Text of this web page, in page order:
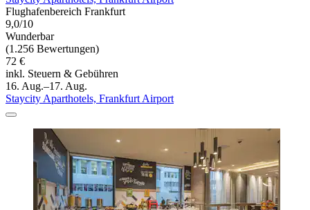
Flughafenbereich Frankfurt
9,0/10
Wunderbar
(1.256 Bewertungen)
72 €
inkl. Steuern & Gebühren
16. Aug.–17. Aug.
Staycity Aparthotels, Frankfurt Airport